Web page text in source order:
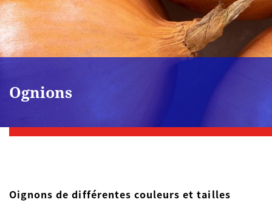
Ognions
Oignons de différentes couleurs et tailles